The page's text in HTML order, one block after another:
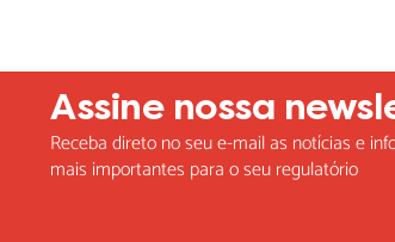
Assine nossa
Receba direto no seu e-mail as notícias e
mais importantes para o seu regulatório